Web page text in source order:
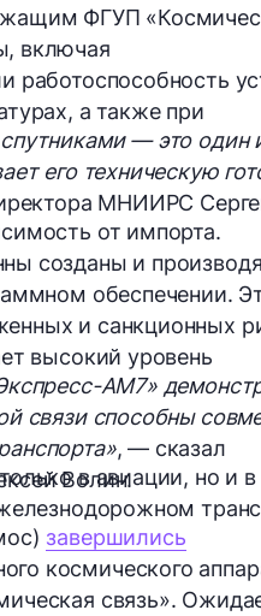
ФГУП
включая
работоспособность
а также при
— это один
его техническую
МНИИРС
от импорта.
созданы и
обеспечении.
и санкционных
высокий уровень
АМ7»
связи способны
, — сказал
Волин.
в авиации, но и в
завершились
космического
связь».